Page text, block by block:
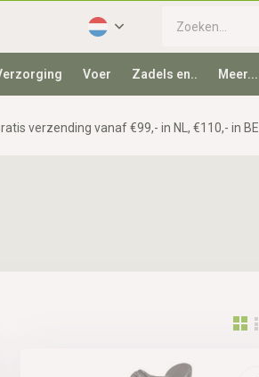
Voer Zadels en.. Meer...
verzending vanaf €99,- in NL, €110,- in BE